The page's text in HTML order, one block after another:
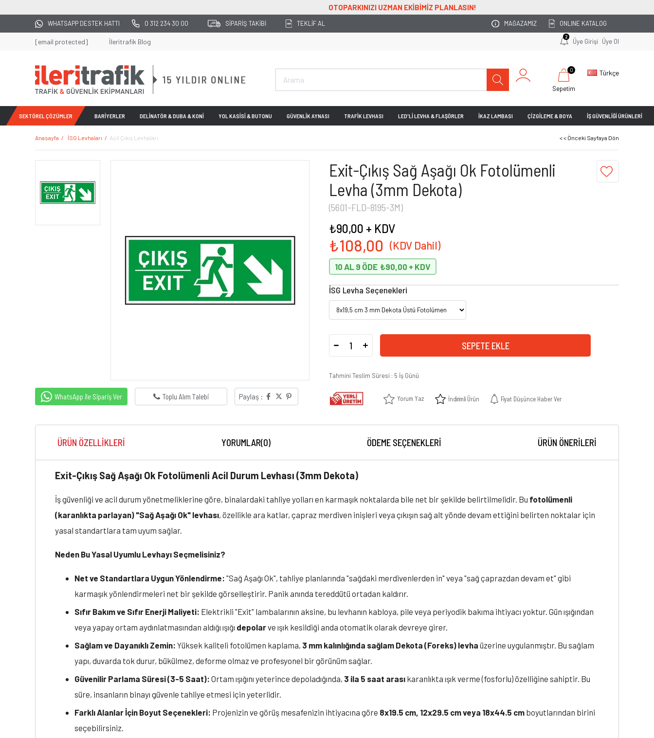
OTOPARKINIZI UZMAN EKİBİMİZ PLANLASIN!
WHATSAPP DESTEK HATTI 0 312 234 30 00 SİPARİŞ TAKİBİ TEKLİF AL MAĞAZAMIZ ONLINE KATALOG
[email protected] İleritrafik Blog
2
Üye Girişi Üye Ol
Türkçe
Sepetim
0
SEKTÖREL ÇÖZÜMLER BARİYERLER DELİNATÖR & DUBA & KONİ YOL KASİSİ & BUTONU GÜVENLİK AYNASI TRAFİK LEVHASI LED'Lİ LEVHA & FLAŞÖRLER İKAZ LAMBASI ÇİZGİLEME & BOYA İŞ GÜVENLİĞİ ÜRÜNLERİ
Anasayfa İSG Levhaları Acil Çıkış Levhaları < < Önceki Sayfaya Dön
WhatsApp ile Sipariş Ver Toplu Alım Talebi Paylaş :
Exit-Çıkış Sağ Aşağı Ok Fotolümenli
Levha (3mm Dekota)
(5601-FLD-8195-3M)
₺108,00
₺90,00 + KDV
10 AL 9 ÖDE ₺90,00
İSG Levha Seçenekleri
Tahmini Teslim Süresi : 5 İş Günü
Yorum Yaz İndirimli Ürün Fiyat Düşünce Haber Ver
ÜRÜN ÖZELLIKLERI YORUMLAR(0) ÖDEME SEÇENEKLERI ÜRÜN ÖNERILERI
Exit-Çıkış Sağ Aşağı Ok Fotolümenli Acil Durum Levhası (3mm Dekota)
İş güvenliği ve acil durum yönetmeliklerine göre, binalardaki tahliye yolları en karmaşık noktalarda bile net bir şekilde belirtilmelidir. Bu fotolümenli
(karanlıkta parlayan) "Sağ Aşağı Ok" levhası, özellikle ara katlar, çapraz merdiven inişleri veya çıkışın sağ alt yönde devam ettiğini belirten noktalar için
yasal standartlara tam uyum sağlar.
Neden Bu Yasal Uyumlu Levhayı Seçmelisiniz?
Net ve Standartlara Uygun Yönlendirme: "Sağ Aşağı Ok", tahliye planlarında "sağdaki merdivenlerden in" veya "sağ çaprazdan devam et" gibi
karmaşık yönlendirmeleri net bir şekilde görselleştirir. Panik anında tereddütü ortadan kaldırır.
Sıfır Bakım ve Sıfır Enerji Maliyeti: Elektrikli "Exit" lambalarının aksine, bu levhanın kabloya, pile veya periyodik bakıma ihtiyacı yoktur. Gün ışığından
veya yapay ortam aydınlatmasından aldığı ışığı depolarve ışık kesildiği anda otomatik olarak devreye girer.
Sağlam ve Dayanıklı Zemin: Yüksek kaliteli fotolümen kaplama, 3 mm kalınlığında sağlam Dekota (Foreks) levha üzerine uygulanmıştır. Bu sağlam
yapı, duvarda tok durur, bükülmez, deforme olmaz ve profesyonel bir görünüm sağlar.
Güvenilir Parlama Süresi (3-5 Saat): Ortam ışığını yeterince depoladığında, 3 ila 5 saat arası karanlıkta ışık verme (fosforlu) özelliğine sahiptir. Bu
süre, insanların binayı güvenle tahliye etmesi için yeterlidir.
Farklı Alanlar İçin Boyut Seçenekleri: Projenizin ve görüş mesafenizin ihtiyacına göre 8x19.5 cm, 12x29.5 cm veya 18x44.5 cm boyutlarından birini
seçebilirsiniz.